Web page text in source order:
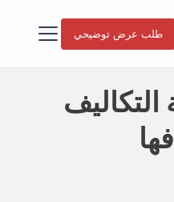
طلب عرض توضيحي